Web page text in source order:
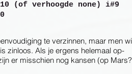
(of verhoogde none) i#9
te verzinnen, maar men
zinloos. Als je ergens helemaal op-
er misschien nog kansen (op